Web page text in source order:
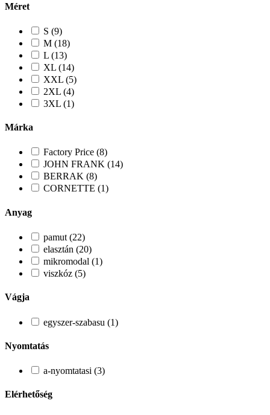
Méret
S (9)
M (18)
L (13)
XL (14)
XXL (5)
2XL (4)
3XL (1)
Márka
Factory Price (8)
JOHN FRANK (14)
BERRAK (8)
CORNETTE (1)
Anyag
pamut (22)
elasztán (20)
mikromodal (1)
viszkóz (5)
Vágja
egyszer-szabasu (1)
Nyomtatás
a-nyomtatasi (3)
Elérhetőség